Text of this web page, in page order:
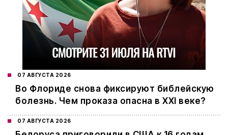
07 АВГУСТА 2026
Во Флориде снова фиксируют библейскую
болезнь. Чем проказа опасна в XXI веке?
07 АВГУСТА 2026